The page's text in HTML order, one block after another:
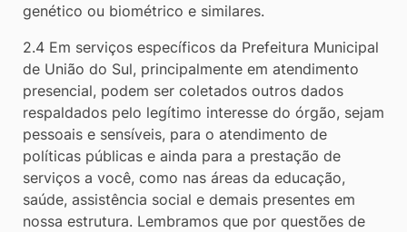
genético ou biométrico e similares.
2.4 Em serviços específicos da Prefeitura Municipal
de União do Sul, principalmente em atendimento
presencial, podem ser coletados outros dados
respaldados pelo legítimo interesse do órgão, sejam
pessoais e sensíveis, para o atendimento de
políticas públicas e ainda para a prestação de
serviços a você, como nas áreas da educação,
saúde, assistência social e demais presentes em
nossa estrutura. Lembramos que por questões de